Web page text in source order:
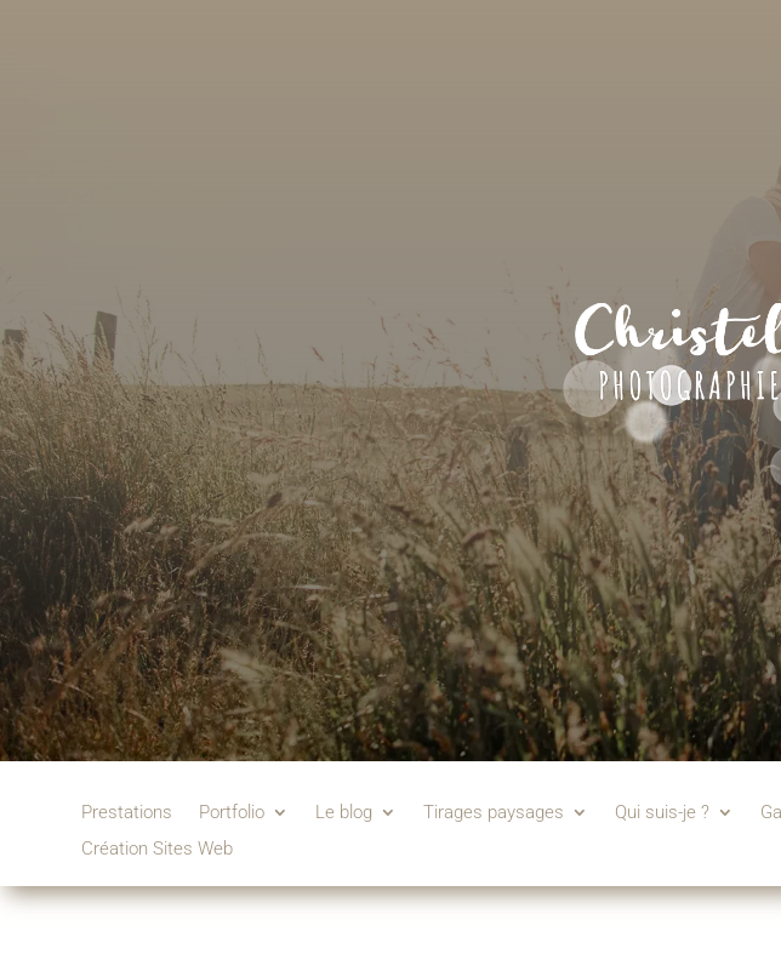
Prestations Portfolio Le blog Tirages paysages Qui suis-je ?
Création Sites Web